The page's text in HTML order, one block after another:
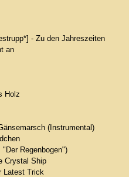
- Zu den Jahreszeiten
an
Holz
(Instrumental)
Regenbogen")
Crystal Ship
Latest Trick